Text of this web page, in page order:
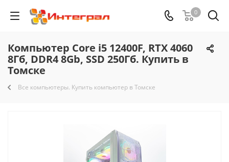
0
Компьютер Core i5 12400F, RTX 4060
8Гб, DDR4 8Gb, SSD 250Гб. Купить в
Томске
Все компьютеры. Купить компьютер в Томске